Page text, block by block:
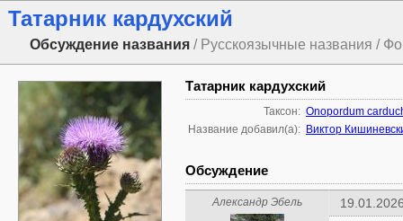
Татарник кардухский
Обсуждение названия / Русскоязычные названия /
Татарник кардухский
Таксон: Onopordum
Название добавил(а): Виктор
Обсуждение
Александр Эбель